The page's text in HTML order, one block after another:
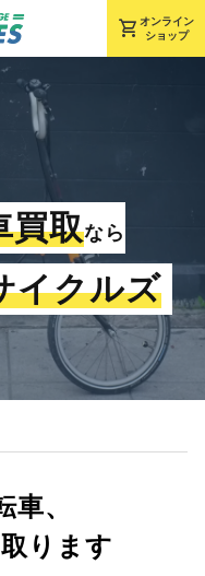
shopping_cart オンライン
ショップ
買取なら
イクルズ
、
ります